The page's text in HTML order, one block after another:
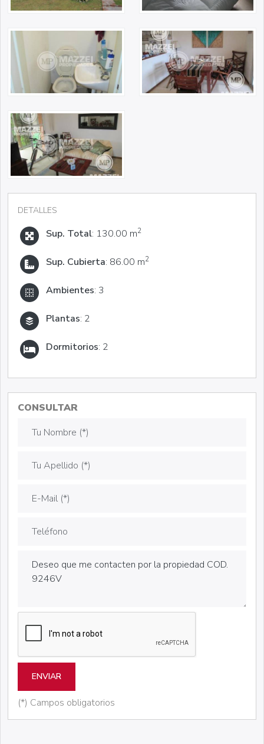
DETALLES
Sup. Total: 130.00 m2
Sup. Cubierta: 86.00 m2
Ambientes: 3
Plantas: 2
Dormitorios: 2
CONSULTAR
ENVIAR
(*) Campos obligatorios